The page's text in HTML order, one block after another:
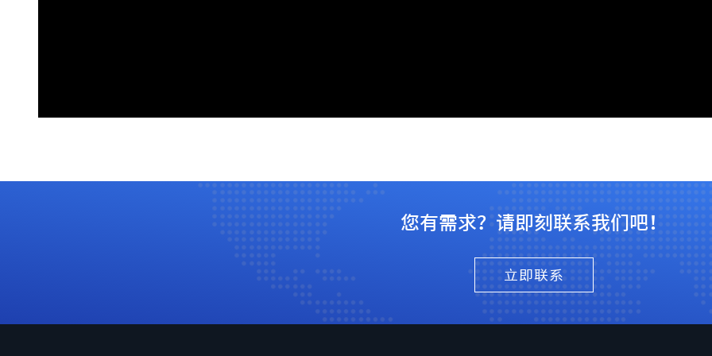
您有需求？请即刻联系我们吧！
立即联系